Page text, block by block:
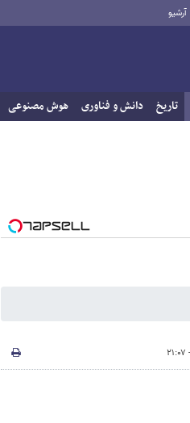
آرشیو
تاریخ دانش و فناوری هوش مصنوعی